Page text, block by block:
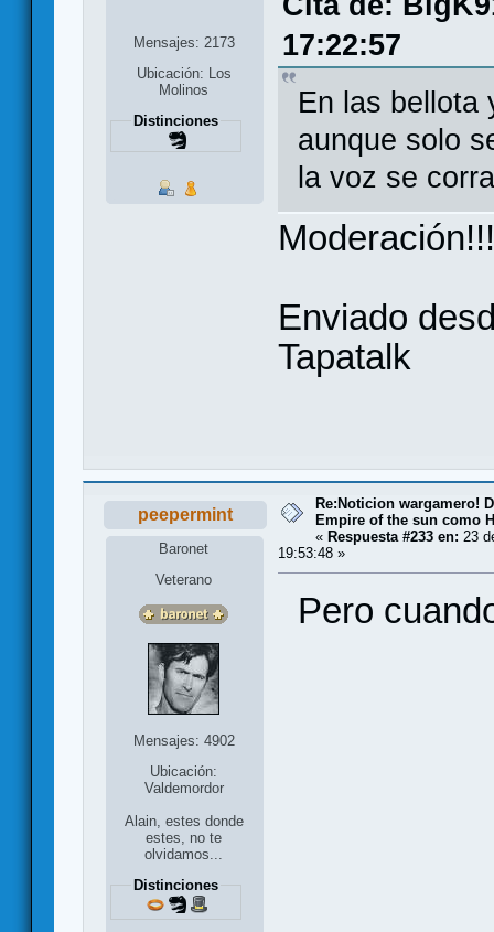
Mensajes: 2173
Ubicación: Los
Molinos
Distinciones
17:22:57
En las bellota
aunque solo
la voz se
Enviado
Tapatalk
peepermint
Baronet
Veterano
Mensajes: 4902
Ubicación:
Valdemordor
Alain, estes donde
estes, no te
olvidamos...
Distinciones
Re:Noticion wargamero!
Empire of the sun como
« Respuesta #233 en: 23
19:53:48 »
Pero